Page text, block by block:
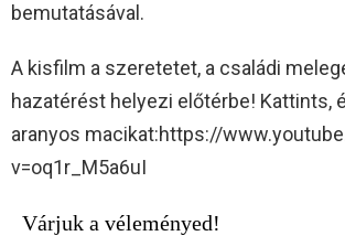
bemutatásával.
A kisfilm a szeretetet, a családi
hazatérést helyezi előtérbe! Kattints,
aranyos macikat:https://
v=oq1r_M5a6uI
Várjuk a véleményed!